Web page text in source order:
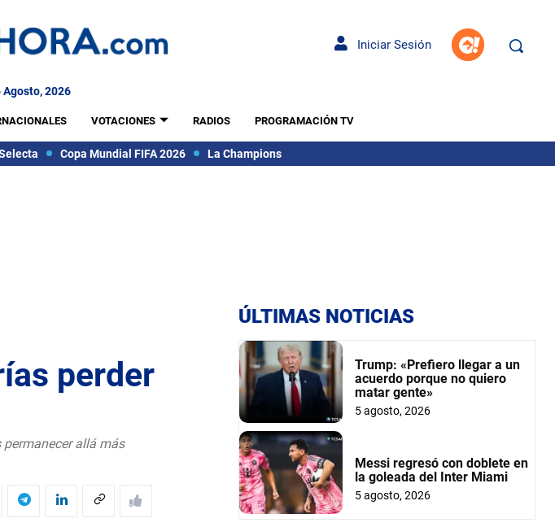
Iniciar Sesión
Agosto, 2026
VOTACIONES RADIOS PROGRAMACIÓN TV
Copa Mundial FIFA 2026 La Champions
perder
permanecer allá más
ÚLTIMAS NOTICIAS
Trump: «Prefiero llegar a un
acuerdo porque no quiero
matar gente»
5 agosto, 2026
Messi regresó con doblete en
la goleada del Inter Miami
5 agosto, 2026